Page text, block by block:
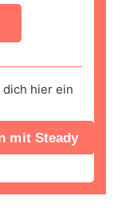
dich hier ein
mit Steady